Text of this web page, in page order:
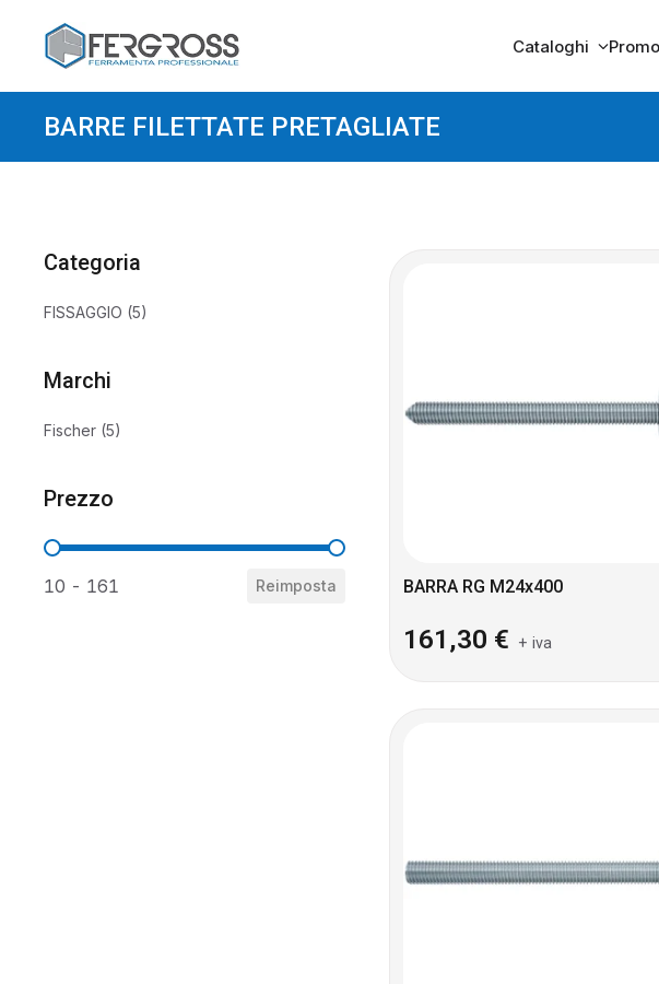
Cataloghi
BARRE FILETTATE PRETAGLIATE
Categoria
Categoria
FISSAGGIO (5)
Marchi
Marchi
Fischer (5)
Prezzo
Prezzo
10 - 161 Reimposta BARRA RG M24x400
161,30 € + iva